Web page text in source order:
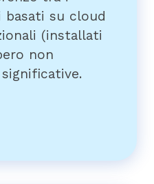
basati su cloud
(installati
non